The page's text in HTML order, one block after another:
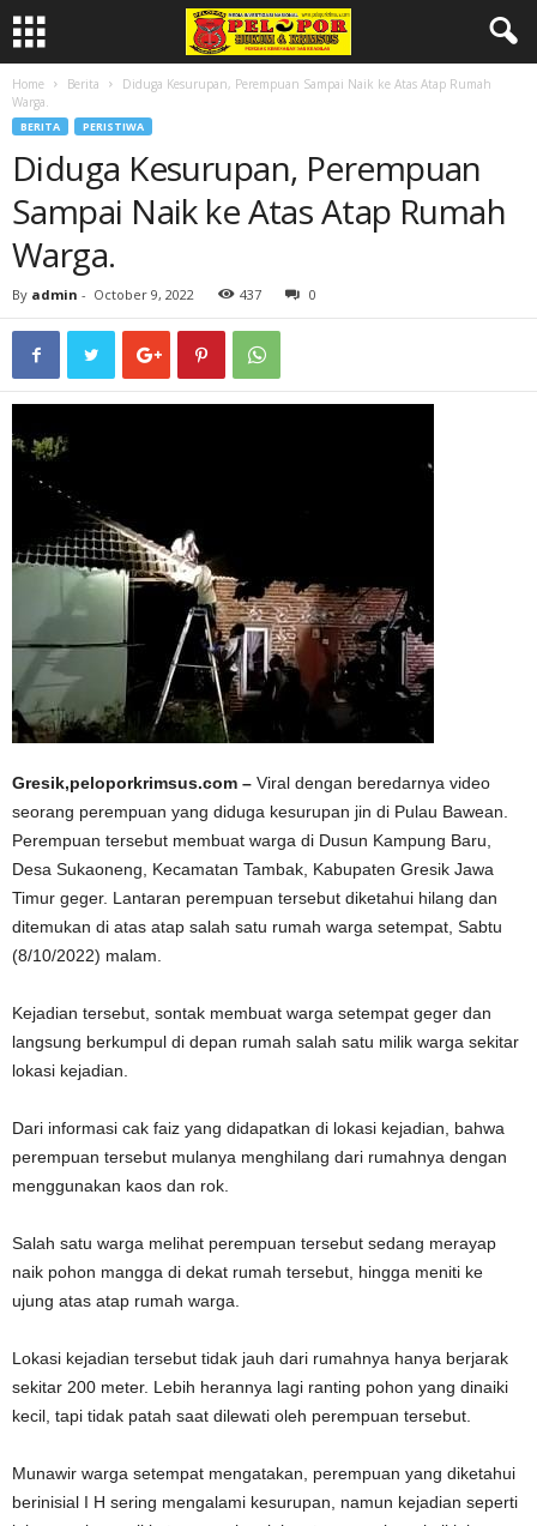
Home Berita
Diduga Kesurupan, Perempuan Sampai Naik ke Atas Atap Rumah
Warga.
BERITA PERISTIWA
Diduga Kesurupan, Perempuan
Sampai Naik ke Atas Atap Rumah
Warga.
By admin - October 9, 2022 437 0
Gresik,peloporkrimsus.com – Viral dengan beredarnya video
seorang perempuan yang diduga kesurupan jin di Pulau Bawean.
Perempuan tersebut membuat warga di Dusun Kampung Baru,
Desa Sukaoneng, Kecamatan Tambak, Kabupaten Gresik Jawa
Timur geger. Lantaran perempuan tersebut diketahui hilang dan
ditemukan di atas atap salah satu rumah warga setempat, Sabtu
(8/10/2022) malam.
Kejadian tersebut, sontak membuat warga setempat geger dan
langsung berkumpul di depan rumah salah satu milik warga sekitar
lokasi kejadian.
Dari informasi cak faiz yang didapatkan di lokasi kejadian, bahwa
perempuan tersebut mulanya menghilang dari rumahnya dengan
menggunakan kaos dan rok.
Salah satu warga melihat perempuan tersebut sedang merayap
naik pohon mangga di dekat rumah tersebut, hingga meniti ke
ujung atas atap rumah warga.
Lokasi kejadian tersebut tidak jauh dari rumahnya hanya berjarak
sekitar 200 meter. Lebih herannya lagi ranting pohon yang dinaiki
kecil, tapi tidak patah saat dilewati oleh perempuan tersebut.
Munawir warga setempat mengatakan, perempuan yang diketahui
berinisial I H sering mengalami kesurupan, namun kejadian seperti